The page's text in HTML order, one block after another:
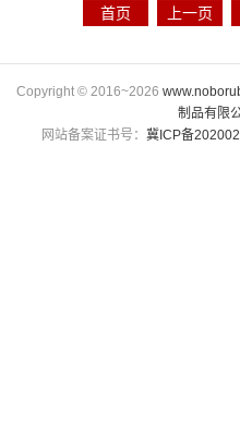
首页 上一页
Copyright © 2016~2026
制品有限
网站备案证书号： 冀ICP备